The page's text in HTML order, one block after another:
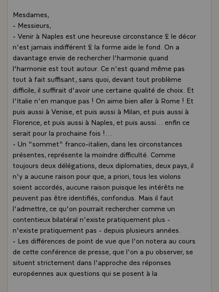
Mesdames,
- Messieurs,
- Venir à Naples est une heureuse circonstance £ le décor
n'est jamais indifférent £ la forme aide le fond. On a
davantage envie de rechercher l'harmonie quand
l'harmonie est tout autour. Ce n'est quand même pas
tout à fait suffisant, sans quoi, devant tout problème
difficile, il suffirait d'avoir une certaine qualité de choix. Et
l'Italie n'en manque pas ! On aime bien aller à Rome ! Et
puis aussi à Venise, et puis aussi à Milan, et puis aussi à
Florence, et puis aussi à Naples, et puis aussi... enfin ce
serait pour la prochaine fois !...
- Un "sommet" franco-italien, dans les circonstances
présentes, représente la moindre difficulté. Comme
toujours deux délégations, deux diplomaties, deux pays, il
n'y a aucune raison pour que, a priori, tous les violons
soient accordés, aucune raison puisque les intérêts ne
peuvent pas être identifiés, confondus. Mais il faut
l'admettre, ce qu'on pourrait rechercher comme un
contentieux bilatéral n'existe pratiquement plus -
n'existe pratiquement pas - depuis plusieurs années.
- Les différences de point de vue que l'on notera au cours
de cette conférence de presse, que l'on a pu observer, se
situent strictement dans l'approche des réponses
européennes aux questions qui se posent à la